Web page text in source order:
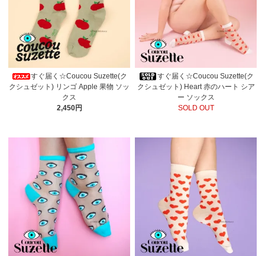
すぐ届く☆Coucou Suzette(ク
クシュゼット) リンゴ Apple 果物 ソッ
クス
2,450円
すぐ届く☆Coucou Suzette(ク
クシュゼット) Heart 赤のハート シア
ー ソックス
SOLD OUT